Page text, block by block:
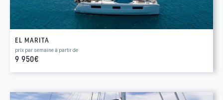
EL MARITA
prix par semaine à partir de
9 950€